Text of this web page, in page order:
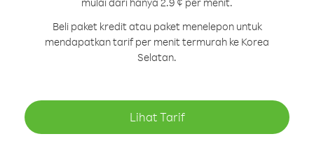
Beli paket kredit atau paket menelepon untuk
mendapatkan tarif per menit termurah ke Korea
Selatan.
Lihat Tarif